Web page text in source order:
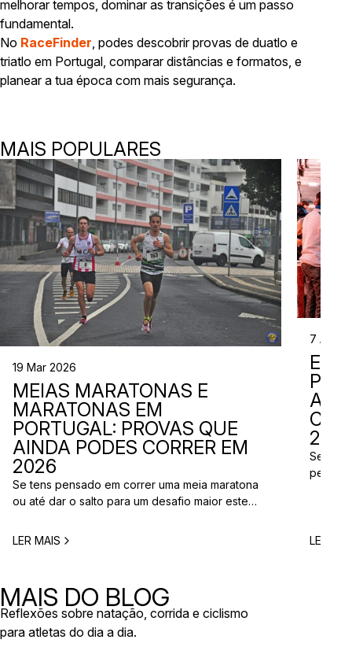
melhorar tempos, dominar as transições é um passo
fundamental.
No RaceFinder, podes descobrir provas de duatlo e
triatlo em Portugal, comparar distâncias e formatos, e
planear a tua época com mais segurança.
MAIS POPULARES
19 Mar 2026
MEIAS MARATONAS E
MARATONAS EM
PORTUGAL: PROVAS QUE
AINDA PODES CORRER EM
2026
Se tens pensado em correr uma meia maratona
ou até dar o salto para um desafio maior este
planear. Entre a primavera e o verão, o
LER MAIS
7 Abr
Se
perto
LER
MAIS DO BLOG
Reflexões sobre natação, corrida e ciclismo
para atletas do dia a dia.